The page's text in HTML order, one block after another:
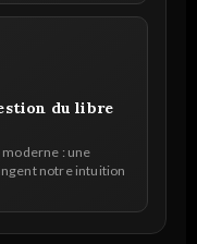
du libre
: une
notre intuition